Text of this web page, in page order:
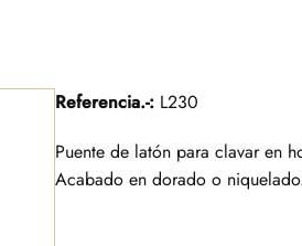
Referencia.-: L230
Puente de latón para clavar en
Acabado en dorado o